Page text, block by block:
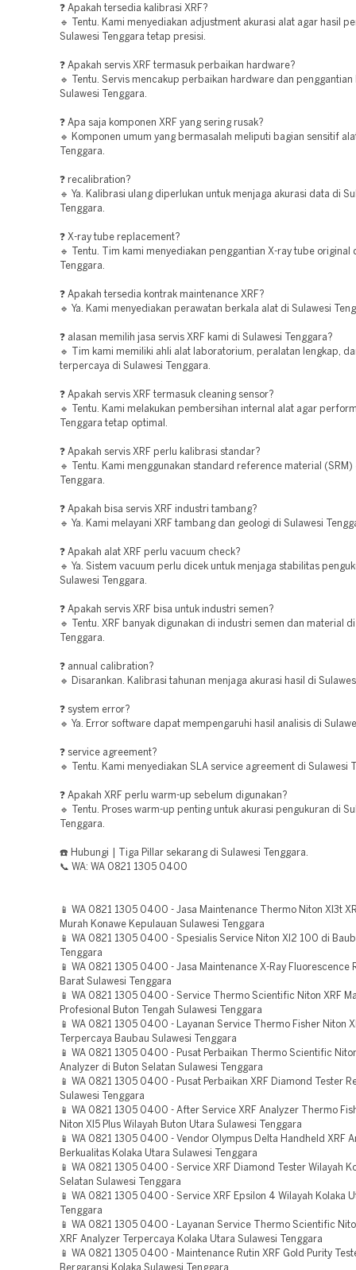
❓ Apakah tersedia kalibrasi XRF?
🔹 Tentu. Kami menyediakan adjustment akurasi alat agar hasil
Sulawesi Tenggara tetap presisi.
❓ Apakah servis XRF termasuk perbaikan hardware?
🔹 Tentu. Servis mencakup perbaikan hardware dan penggantian
Sulawesi Tenggara.
❓ Apa saja komponen XRF yang sering rusak?
🔹 Komponen umum yang bermasalah meliputi bagian sensitif
Tenggara.
❓ recalibration?
🔹 Ya. Kalibrasi ulang diperlukan untuk menjaga akurasi data di
Tenggara.
❓ X-ray tube replacement?
🔹 Tentu. Tim kami menyediakan penggantian X-ray tube original
Tenggara.
❓ Apakah tersedia kontrak maintenance XRF?
🔹 Ya. Kami menyediakan perawatan berkala alat di Sulawesi
❓ alasan memilih jasa servis XRF kami di Sulawesi Tenggara?
🔹 Tim kami memiliki ahli alat laboratorium, peralatan lengkap,
terpercaya di Sulawesi Tenggara.
❓ Apakah servis XRF termasuk cleaning sensor?
🔹 Tentu. Kami melakukan pembersihan internal alat agar
Tenggara tetap optimal.
❓ Apakah servis XRF perlu kalibrasi standar?
🔹 Tentu. Kami menggunakan standard reference material (SRM)
Tenggara.
❓ Apakah bisa servis XRF industri tambang?
🔹 Ya. Kami melayani XRF tambang dan geologi di Sulawesi
❓ Apakah alat XRF perlu vacuum check?
🔹 Ya. Sistem vacuum perlu dicek untuk menjaga stabilitas
Sulawesi Tenggara.
❓ Apakah servis XRF bisa untuk industri semen?
🔹 Tentu. XRF banyak digunakan di industri semen dan material
Tenggara.
❓ annual calibration?
🔹 Disarankan. Kalibrasi tahunan menjaga akurasi hasil di
❓ system error?
🔹 Ya. Error software dapat mempengaruhi hasil analisis di
❓ service agreement?
🔹 Tentu. Kami menyediakan SLA service agreement di Sulawesi
❓ Apakah XRF perlu warm-up sebelum digunakan?
🔹 Tentu. Proses warm-up penting untuk akurasi pengukuran di
Tenggara.
☎️ Hubungi | Tiga Pillar sekarang di Sulawesi Tenggara.
📞 WA: WA 0821 1305 0400
📱 WA 0821 1305 0400 - Jasa Maintenance Thermo Niton Xl3t
Murah Konawe Kepulauan Sulawesi Tenggara
📱 WA 0821 1305 0400 - Spesialis Service Niton Xl2 100 di
Tenggara
📱 WA 0821 1305 0400 - Jasa Maintenance X-Ray Fluorescence
Barat Sulawesi Tenggara
📱 WA 0821 1305 0400 - Service Thermo Scientific Niton XRF
Profesional Buton Tengah Sulawesi Tenggara
📱 WA 0821 1305 0400 - Layanan Service Thermo Fisher Niton
Terpercaya Baubau Sulawesi Tenggara
📱 WA 0821 1305 0400 - Pusat Perbaikan Thermo Scientific
Analyzer di Buton Selatan Sulawesi Tenggara
📱 WA 0821 1305 0400 - Pusat Perbaikan XRF Diamond Tester
Sulawesi Tenggara
📱 WA 0821 1305 0400 - After Service XRF Analyzer Thermo
Niton Xl5 Plus Wilayah Buton Utara Sulawesi Tenggara
📱 WA 0821 1305 0400 - Vendor Olympus Delta Handheld XRF
Berkualitas Kolaka Utara Sulawesi Tenggara
📱 WA 0821 1305 0400 - Service XRF Diamond Tester Wilayah
Selatan Sulawesi Tenggara
📱 WA 0821 1305 0400 - Service XRF Epsilon 4 Wilayah Kolaka
Tenggara
📱 WA 0821 1305 0400 - Layanan Service Thermo Scientific
XRF Analyzer Terpercaya Kolaka Utara Sulawesi Tenggara
📱 WA 0821 1305 0400 - Maintenance Rutin XRF Gold Purity
Bergaransi Kolaka Sulawesi Tenggara